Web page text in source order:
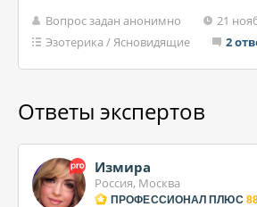
Вопрос задан анонимно
21
Эзотерика /Ясновидящие 2
Ответы экспертов
Измира
Россия, Москва
ПРОФЕССИОНАЛ ПЛЮС